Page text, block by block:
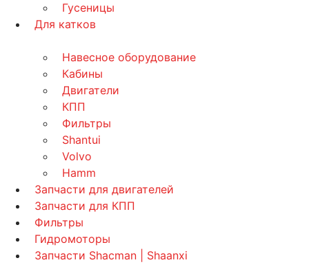
Гусеницы
Для катков
Навесное оборудование
Кабины
Двигатели
КПП
Фильтры
Shantui
Volvo
Hamm
Запчасти для двигателей
Запчасти для КПП
Фильтры
Гидромоторы
Запчасти Shacman | Shaanxi